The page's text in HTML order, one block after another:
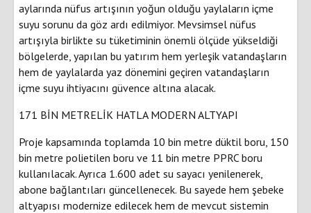
aylarında nüfus artışının yoğun olduğu yaylaların içme
suyu sorunu da göz ardı edilmiyor. Mevsimsel nüfus
artışıyla birlikte su tüketiminin önemli ölçüde yükseldiği
bölgelerde, yapılan bu yatırım hem yerleşik vatandaşların
hem de yaylalarda yaz dönemini geçiren vatandaşların
içme suyu ihtiyacını güvence altına alacak.
171 BİN METRELİK HATLA MODERN ALTYAPI
Proje kapsamında toplamda 10 bin metre düktil boru, 150
bin metre polietilen boru ve 11 bin metre PPRC boru
kullanılacak. Ayrıca 1.600 adet su sayacı yenilenerek,
abone bağlantıları güncellenecek. Bu sayede hem şebeke
altyapısı modernize edilecek hem de mevcut sistemin